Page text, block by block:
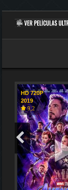
HD 720P
2019
9,2